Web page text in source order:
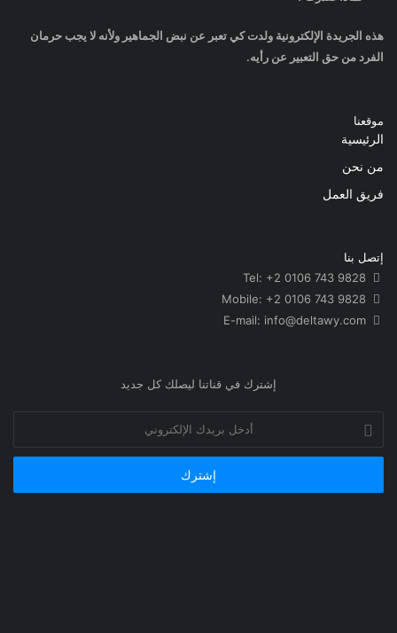
هذه الجريدة الإلكترونية ولدت كي تعبر عن نبض الجماهير ولأنه لا يجب حرمان
الفرد من حق التعبير عن رأيه.
موقعنا
الرئيسية
من نحن
فريق العمل
إتصل بنا
info@deltawy.com
إشترك في قناتنا ليصلك كل جديد
بريدك
الإلكتروني